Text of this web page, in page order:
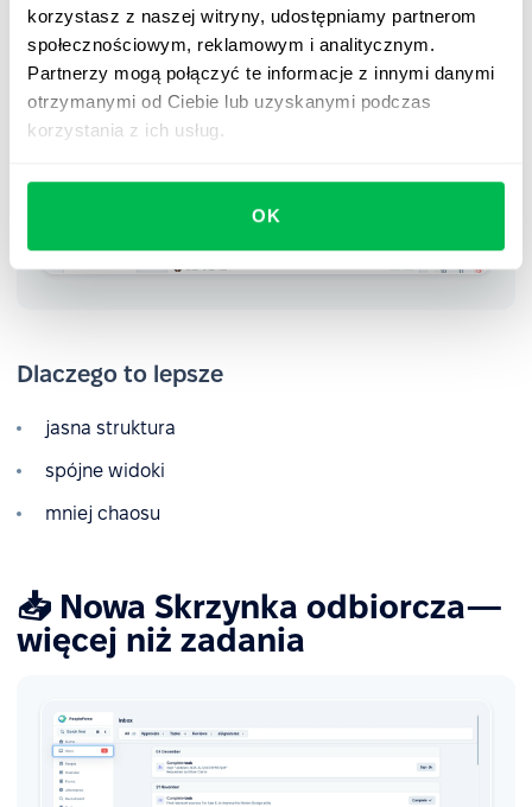
korzystasz z naszej witryny, udostępniamy partnerom
społecznościowym, reklamowym i analitycznym.
Partnerzy mogą połączyć te informacje z innymi danymi
otrzymanymi od Ciebie lub uzyskanymi podczas
korzystania z ich usług.
OK
Dlaczego to lepsze
jasna struktura
spójne widoki
mniej chaosu
📥 Nowa Skrzynka odbiorcza—
więcej niż zadania